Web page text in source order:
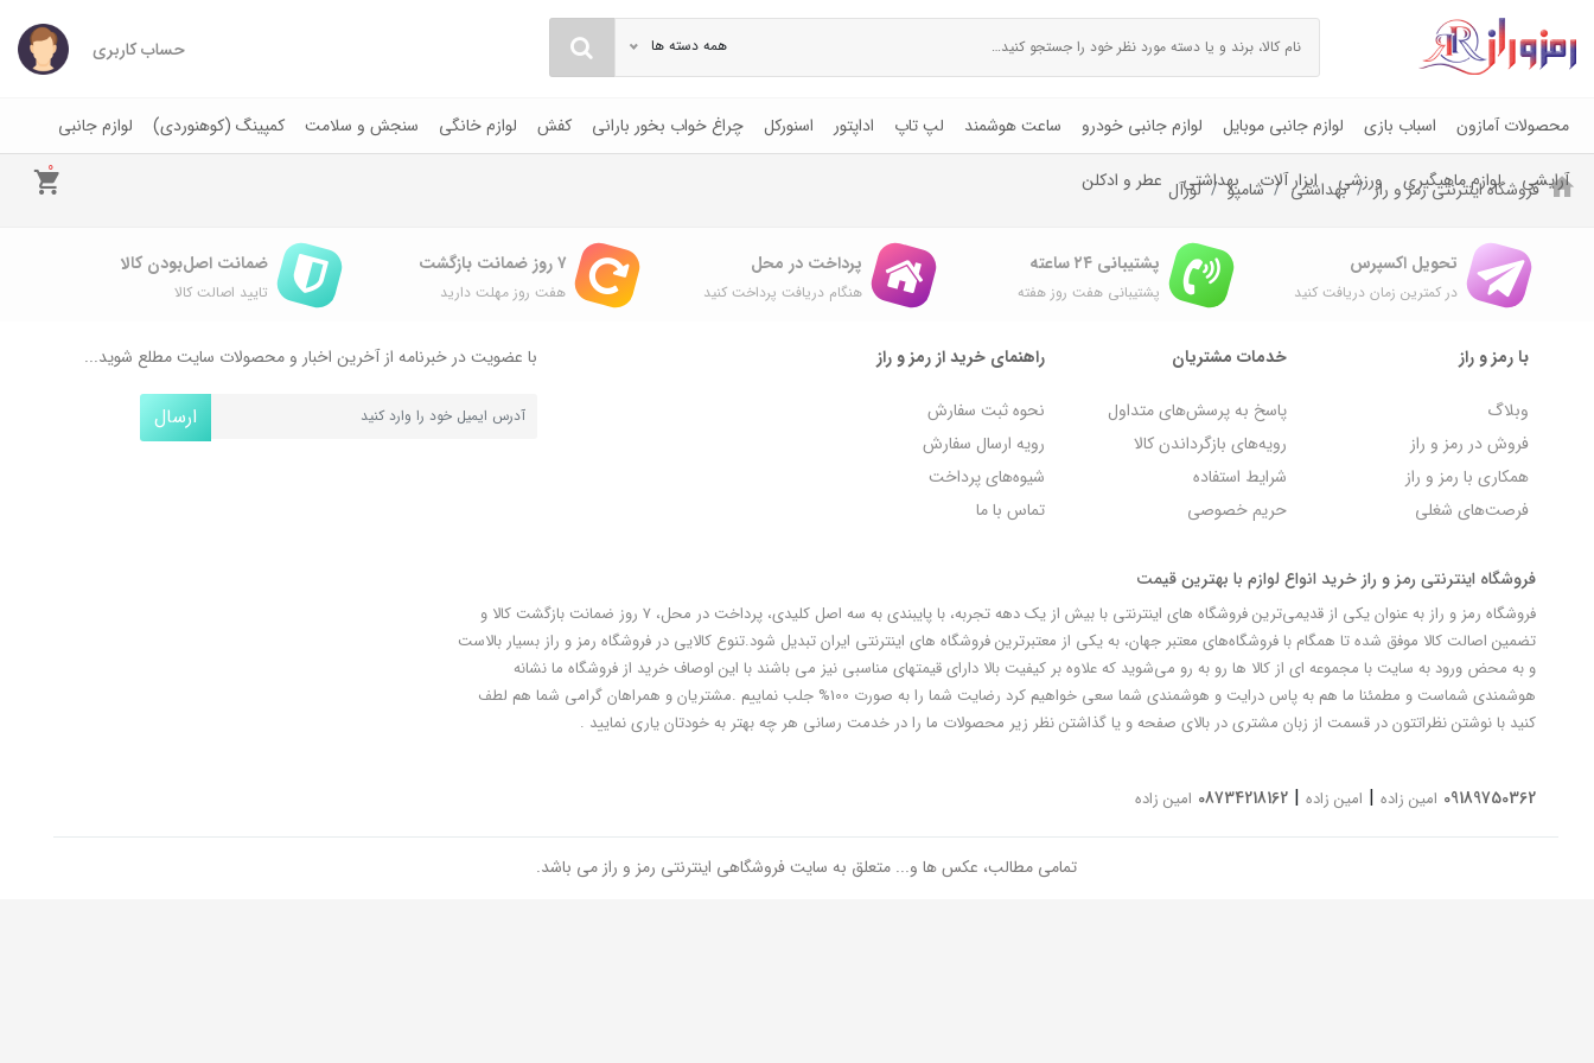
همه دسته ها حساب کاربری
محصولات آمازون اسباب بازی لوازم جانبی موبایل لوازم جانبی خودرو ساعت هوشمند لپ تاپ اداپتور اسنورکل چراغ خواب بخور بارانی کفش لوازم خانگی سنجش و سلامت کمپینگ (کوهنوردی) لوازم جانبی
آرایشی لوازم ماهیگیری ورزشی ابزار آلات بهداشتی عطر و ادکلن
0
فروشگاه اینترنتی رمز و راز بهداشتی شامپو لورآل
تحویل اکسپرس
در کمترین زمان دریافت کنید
پشتیبانی ۲۴ ساعته
پشتیبانی هفت روز هفته
پرداخت در محل
هنگام دریافت پرداخت کنید
۷ روز ضمانت بازگشت
هفت روز مهلت دارید
ضمانت اصل‌بودن کالا
تایید اصالت کالا
با رمز و راز
وبلاگ
فروش در رمز و راز
همکاری با رمز و راز
فرصت‌های شغلی
خدمات مشتریان
پاسخ به پرسش‌های متداول
رویه‌های بازگرداندن کالا
شرایط استفاده
حریم خصوصی
راهنمای خرید از رمز و راز
نحوه ثبت سفارش
رویه ارسال سفارش
شیوه‌های پرداخت
تماس با ما
با عضویت در خبرنامه از آخرین اخبار و محصولات سایت مطلع شوید...
ارسال
فروشگاه اینترنتی رمز و راز خرید انواع لوازم با بهترین قیمت
فروشگاه رمز و راز به عنوان یکی از قدیمی‌ترین فروشگاه های اینترنتی با بیش از یک دهه تجربه، با پایبندی به سه اصل کلیدی، پرداخت در محل، 7 روز ضمانت بازگشت کالا و
تضمین اصالت کالا موفق شده تا همگام با فروشگاه‌های معتبر جهان، به یکی از معتبرترین فروشگاه های اینترنتی ایران تبدیل شود.تنوع کالایی در فروشگاه رمز و راز بسیار بالاست
و به محض ورود به سایت با مجموعه ای از کالا ها رو به رو می‌شوید که علاوه بر کیفیت بالا دارای قیمتهای مناسبی نیز می باشند با این اوصاف خرید از فروشگاه ما نشانه
هوشمندی شماست و مطمئنا ما هم به پاس درایت و هوشمندی شما سعی خواهیم کرد رضایت شما را به صورت 100% جلب نماییم .مشتریان و همراهان گرامی شما هم لطف
کنید با نوشتن نظراتتون در قسمت از زبان مشتری در بالای صفحه و یا گذاشتن نظر زیر محصولات ما را در خدمت رسانی هر چه بهتر به خودتان یاری نمایید .
09189750362 امین زاده | امین زاده |
08734218162 امین زاده
تمامی مطالب، عکس ها و... متعلق به سایت فروشگاهی اینترنتی رمز و راز می باشد.